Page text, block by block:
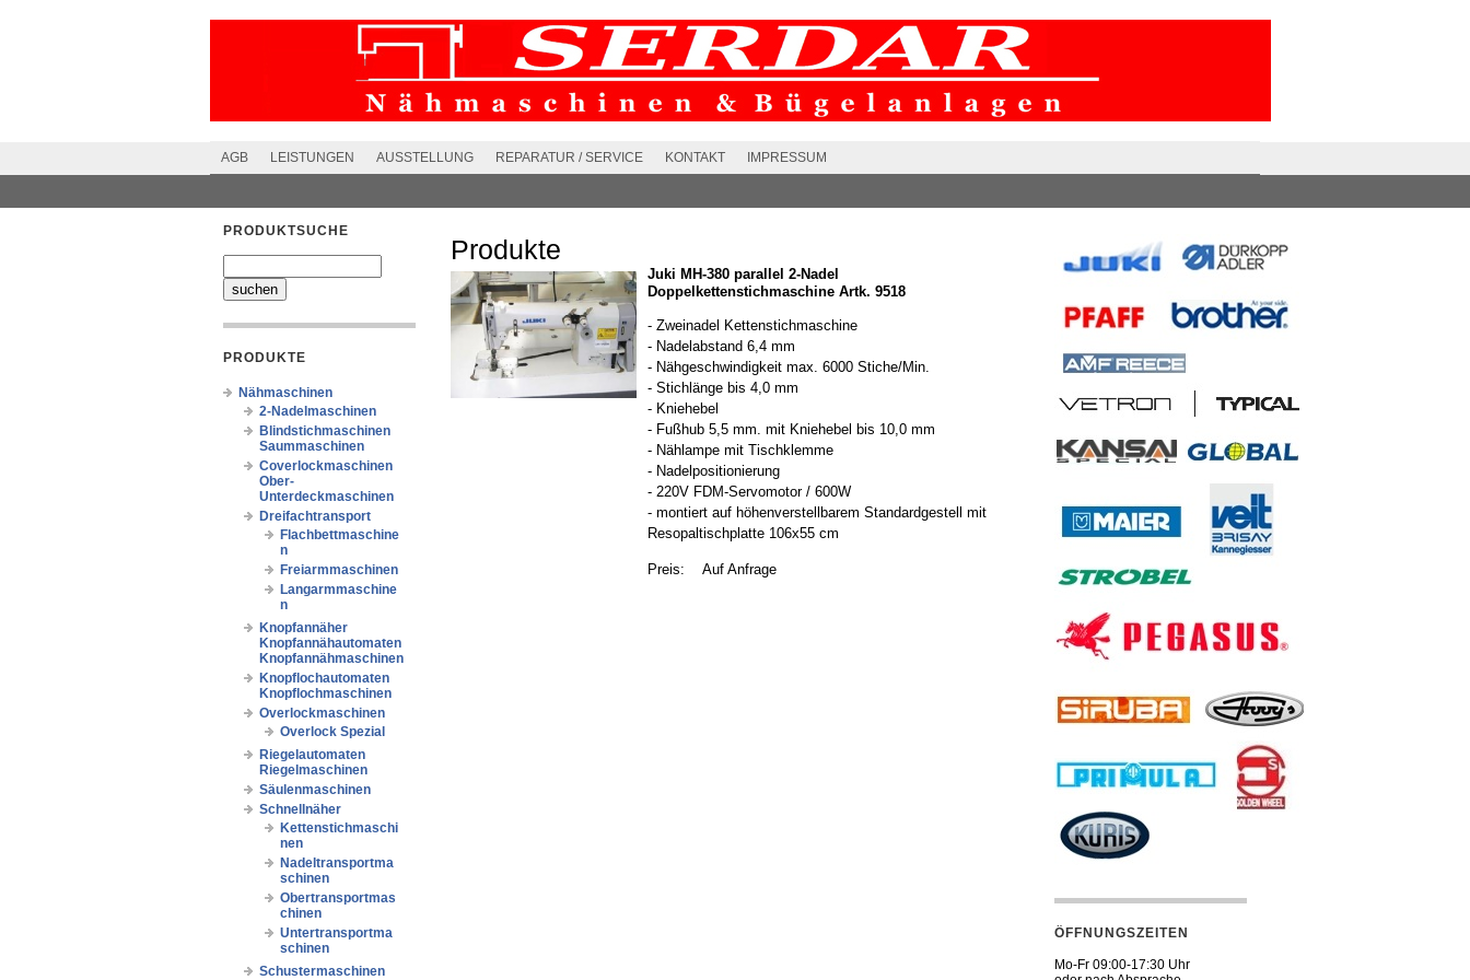
AGB LEISTUNGEN AUSSTELLUNG REPARATUR / SERVICE KONTAKT IMPRESSUM
PRODUKTSUCHE
PRODUKTE
Nähmaschinen
2-Nadelmaschinen
Blindstichmaschinen
Saummaschinen
Coverlockmaschinen
Ober-
Unterdeckmaschinen
Dreifachtransport
Flachbettmaschine
n
Freiarmmaschinen
Langarmmaschine
n
Knopfannäher
Knopfannähautomaten
Knopfannähmaschinen
Knopflochautomaten
Knopflochmaschinen
Overlockmaschinen
Overlock Spezial
Riegelautomaten
Riegelmaschinen
Säulenmaschinen
Schnellnäher
Kettenstichmaschi
nen
Nadeltransportma
schinen
Obertransportmas
chinen
Untertransportma
schinen
Schustermaschinen
Produkte
Juki MH-380 parallel 2-Nadel
Doppelkettenstichmaschine Artk. 9518
- Zweinadel Kettenstichmaschine
- Nadelabstand 6,4 mm
- Nähgeschwindigkeit max. 6000 Stiche/Min.
- Stichlänge bis 4,0 mm
- Kniehebel
- Fußhub 5,5 mm. mit Kniehebel bis 10,0 mm
- Nählampe mit Tischklemme
- Nadelpositionierung
- 220V FDM-Servomotor / 600W
- montiert auf höhenverstellbarem Standardgestell mit
Resopaltischplatte 106x55 cm
Auf Anfrage
Preis:
ÖFFNUNGSZEITEN
Mo-Fr 09:00-17:30 Uhr